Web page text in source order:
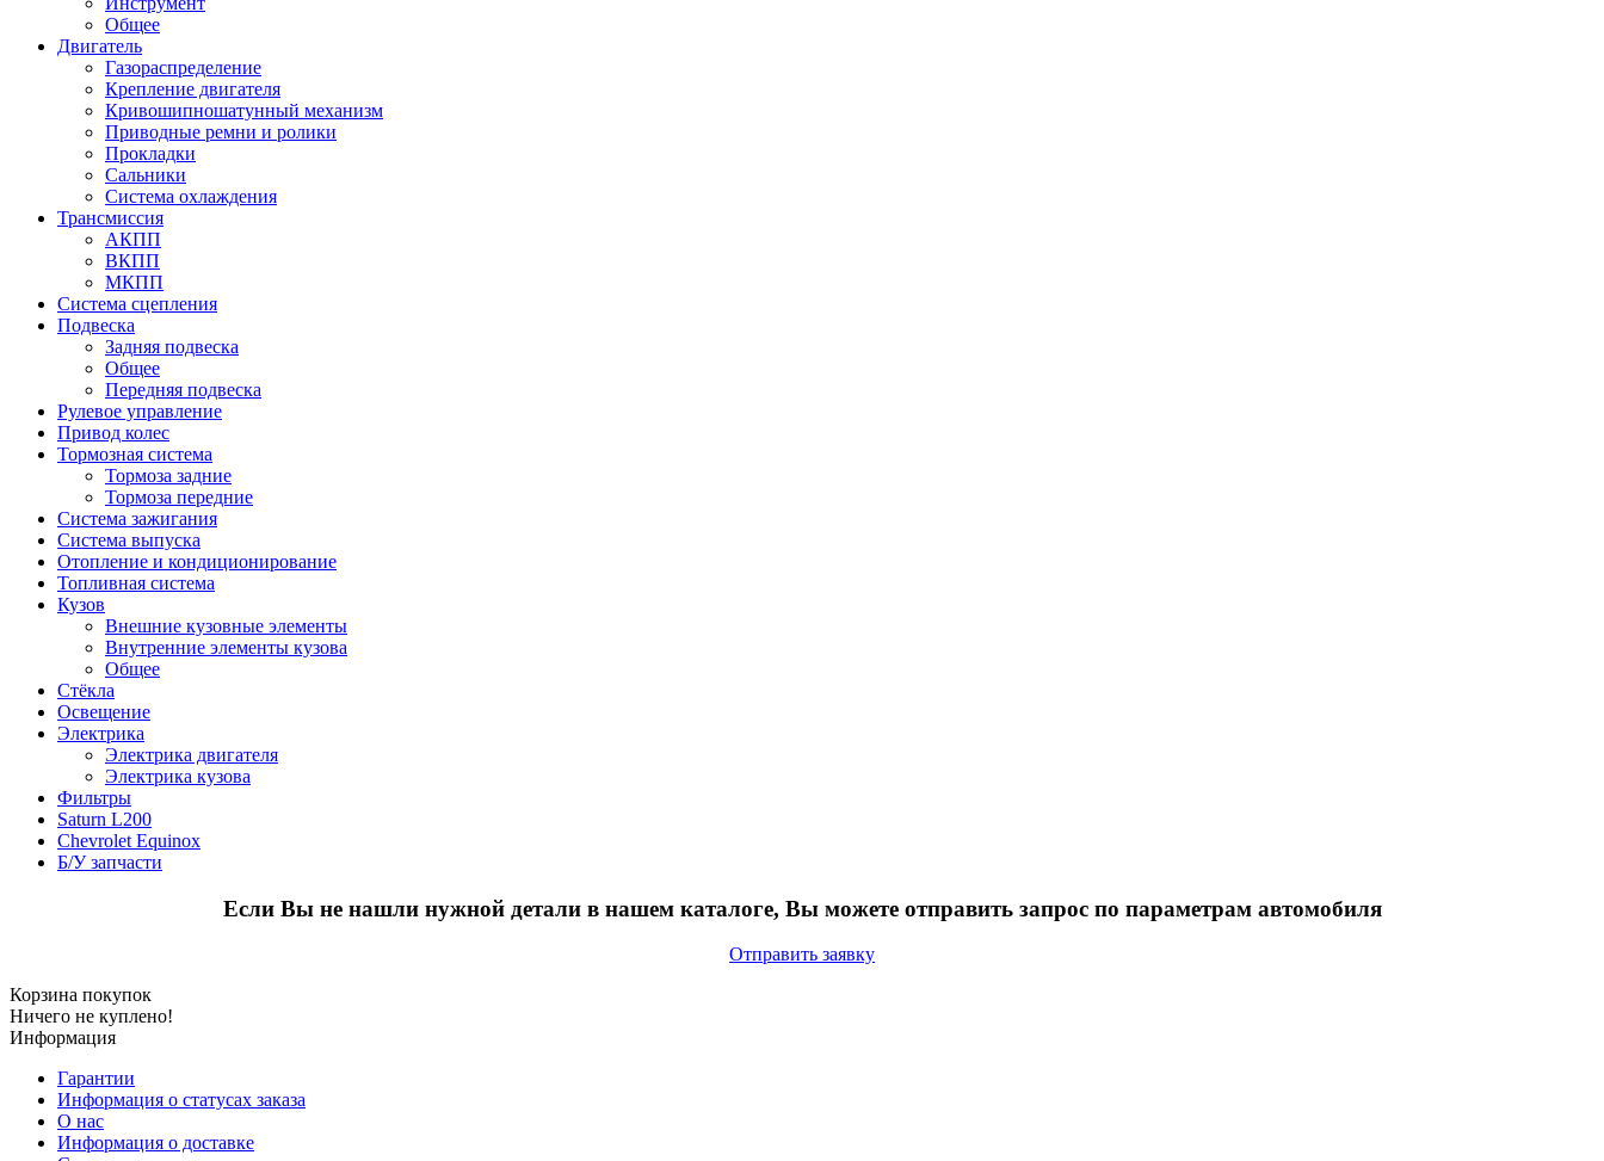
Общее
Двигатель
Газораспределение
Крепление двигателя
Кривошипношатунный механизм
Приводные ремни и ролики
Прокладки
Сальники
Система охлаждения
Трансмиссия
АКПП
ВКПП
МКПП
Система сцепления
Подвеска
Задняя подвеска
Общее
Передняя подвеска
Рулевое управление
Привод колес
Тормозная система
Тормоза задние
Тормоза передние
Система зажигания
Система выпуска
Отопление и кондиционирование
Топливная система
Кузов
Внешние кузовные элементы
Внутренние элементы кузова
Общее
Стёкла
Освещение
Электрика
Электрика двигателя
Электрика кузова
Фильтры
Saturn L200
Chevrolet Equinox
Б/У запчасти
Если Вы не нашли нужной детали в нашем каталоге, Вы можете отправить запрос по параметрам автомобиля
Отправить заявку
Корзина покупок
Ничего не куплено!
Информация
Гарантии
Информация о статусах заказа
О нас
Информация о доставке